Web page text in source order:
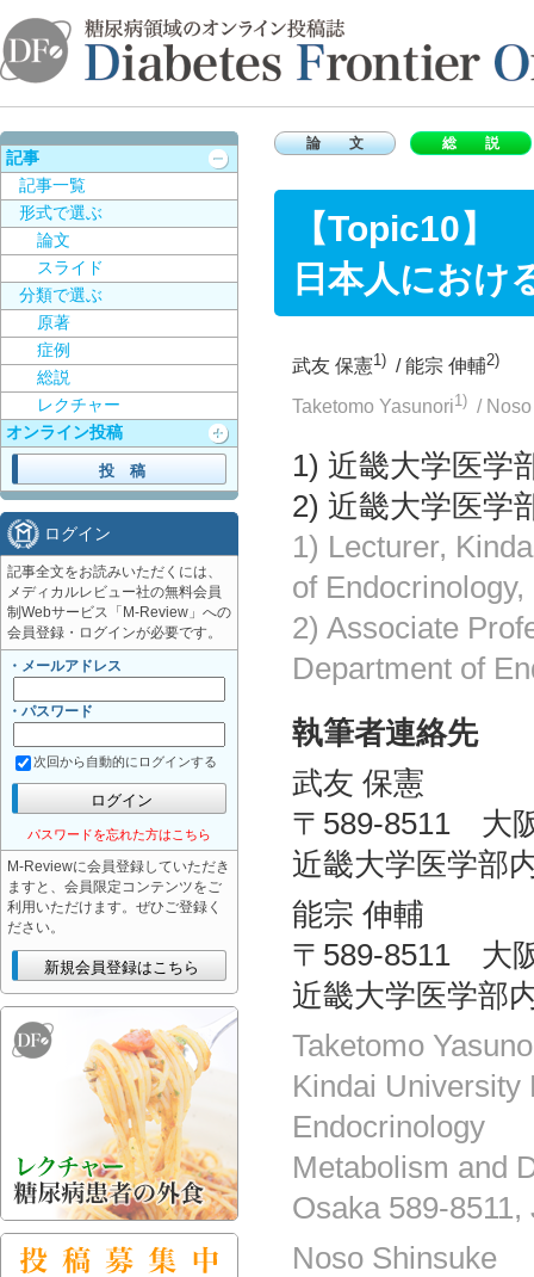
記事
記事一覧
形式で選ぶ
論文
スライド
分類で選ぶ
原著
症例
総説
レクチャー
オンライン投稿
ログイン
記事全文をお読みいただくには、
メディカルレビュー社の無料会員
制Webサービス「M-Review」への
会員登録・ログインが必要です。
・メールアドレス
・パスワード
次回から自動的にログインする
パスワードを忘れた方はこちら
M-Reviewに会員登録していただき
ますと、会員限定コンテンツをご
利用いただけます。ぜひご登録く
ださい。
論 文 総 説
【Topic10】
日本人におけ
武友 保憲1) /能宗 伸輔2)
Taketomo Yasunori1) /
1) 近畿大学医学
2) 近畿大学医学
1) Lecturer,
of
2) Associate
Department of
執筆者連絡先
武友 保憲
〒589-8511 大
近畿大学医学部
能宗 伸輔
〒589-8511 大
近畿大学医学部
Taketomo
Kindai University
Endocrinology
Metabolism and
Osaka 589-8511,
Noso Shinsuke